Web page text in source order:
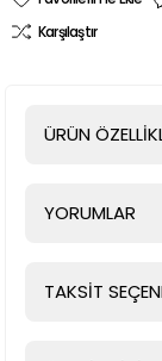
Karşılaştır
ÜRÜN
YORUMLAR
TAKSİT